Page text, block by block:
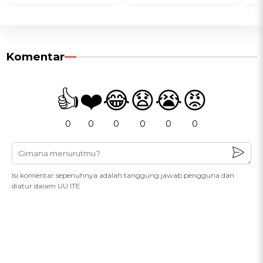
Komentar
👍
0
❤️
0
😂
0
😧
0
😭
0
😡
0
Isi komentar sepenuhnya adalah tanggung jawab pengguna dan
diatur dalam UU ITE